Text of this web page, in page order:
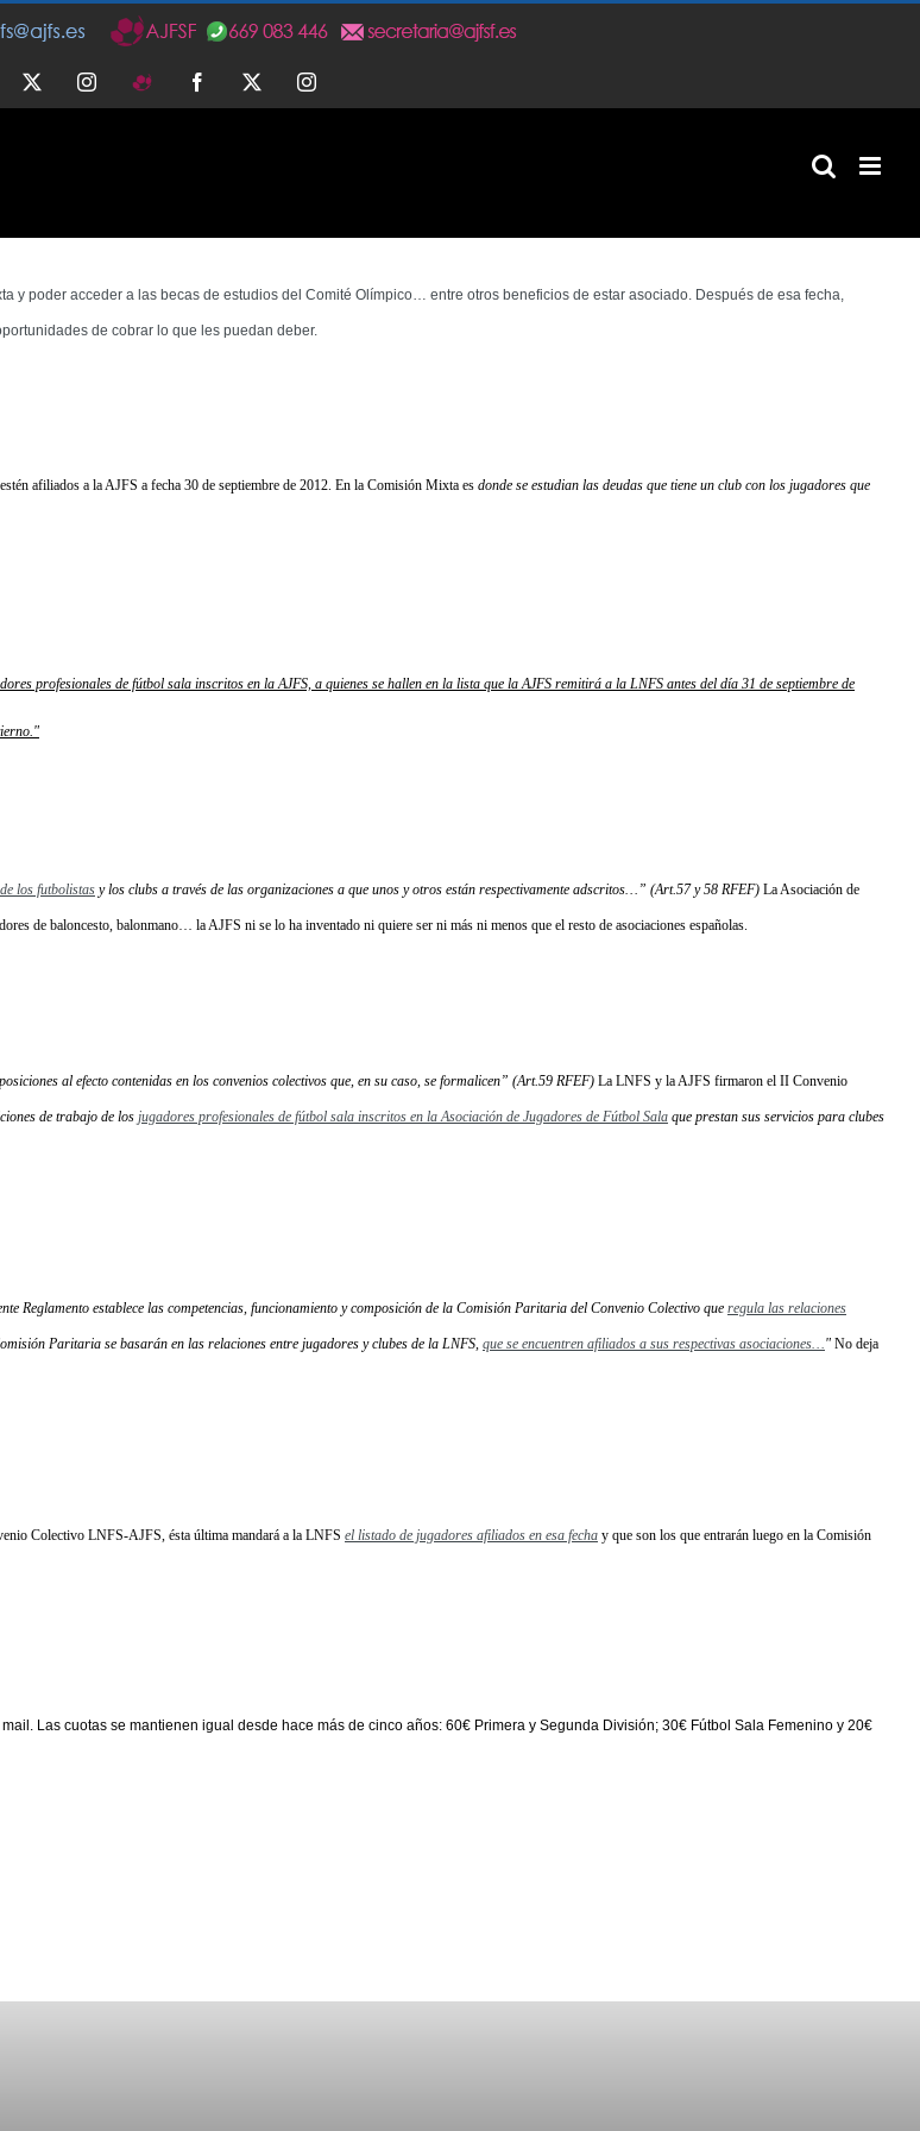
TwitterInstagram
AJFSF FacebookTwitterInstagram
y poder acceder a las becas de estudios del Comité Olímpico… entre otros beneficios de estar asociado. Después de esa fecha,
de cobrar lo que les puedan deber.
afiliados a la AJFS a fecha 30 de septiembre de 2012. En la Comisión Mixta es donde se estudian las deudas que tiene un club con los jugadores que
profesionales de fútbol sala inscritos en la AJFS, a quienes se hallen en la lista que la AJFS remitirá a la LNFS antes del día 31 de septiembre de
los futbolistas y los clubs a través de las organizaciones a que unos y otros están respectivamente adscritos…” (Art.57 y 58 RFEF) La Asociación de
de baloncesto, balonmano… la AJFS ni se lo ha inventado ni quiere ser ni más ni menos que el resto de asociaciones españolas.
al efecto contenidas en los convenios colectivos que, en su caso, se formalicen” (Art.59 RFEF) La LNFS y la AJFS firmaron el II Convenio
de trabajo de los jugadores profesionales de fútbol sala inscritos en la Asociación de Jugadores de Fútbol Sala que prestan sus servicios para clubes
Reglamento establece las competencias, funcionamiento y composición de la Comisión Paritaria del Convenio Colectivo que regula las relaciones
Paritaria se basarán en las relaciones entre jugadores y clubes de la LNFS que se encuentren afiliados a sus respectivas asociaciones " No deja
Colectivo LNFS-AJFS, ésta última mandará a la LNFS el listado de jugadores afiliados en esa fecha y que son los que entrarán luego en la Comisión
Las cuotas se mantienen igual desde hace más de cinco años: 60€ Primera y Segunda División; 30€ Fútbol Sala Femenino y 20€